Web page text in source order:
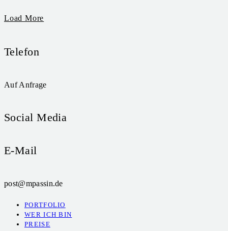
Load More
Telefon
Auf Anfrage
Social Media
E-Mail
post@mpassin.de
PORTFOLIO
WER ICH BIN
PREISE